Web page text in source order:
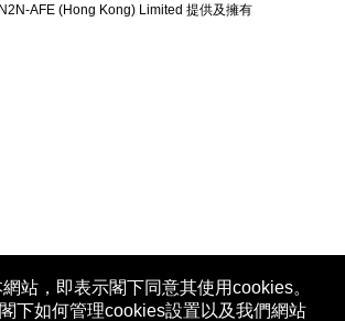
AFE (Hong Kong) Limited 提供及擁有
站，即表示閣下同意其使用cookies。
下如何管理cookies設置以及我們網站